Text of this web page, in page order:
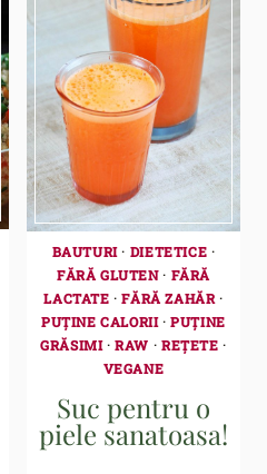
BAUTURI· DIETETICE ·
FĂRĂ GLUTEN· FĂRĂ
LACTATE ·FĂRĂ ZAHĂR ·
PUȚINE CALORII·PUȚINE
GRĂSIMI·RAW · REȚETE ·
VEGANE
Suc pentru o
piele sanatoasa!